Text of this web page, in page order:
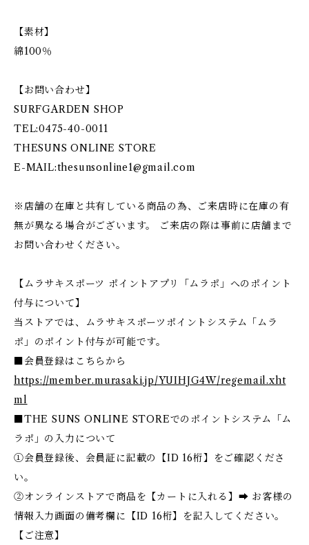
【素材】
綿100％
【お問い合わせ】
SURFGARDEN SHOP
TEL:0475-40-0011
THESUNS ONLINE STORE
E-MAIL:thesunsonline1@gmail.com
※店舗の在庫と共有している商品の為、ご来店時に在庫の有
無が異なる場合がございます。 ご来店の際は事前に店舗まで
お問い合わせください。
【ムラサキスポーツ ポイントアプリ「ムラポ」へのポイント
付与について】
当ストアでは、ムラサキスポーツポイントシステム「ムラ
ポ」のポイント付与が可能です。
■会員登録はこちらから
https://member.murasaki.jp/YUIHJG4W/regemail.xht
ml
■THE SUNS ONLINE STOREでのポイントシステム「ム
ラポ」の入力について
①会員登録後、会員証に記載の【ID 16桁】をご確認くださ
い。
②オンラインストアで商品を【カートに入れる】➡ お客様の
情報入力画面の備考欄に【ID 16桁】を記入してください。
【ご注意】